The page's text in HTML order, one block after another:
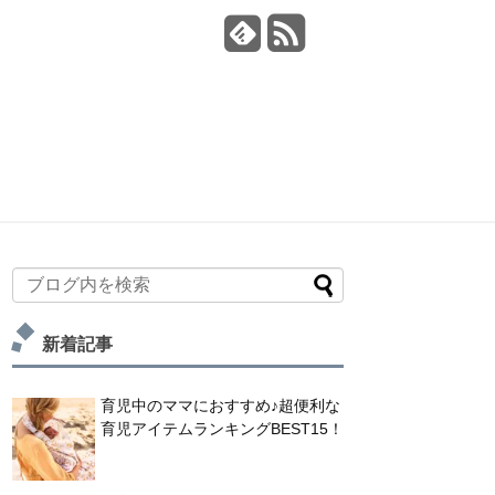
新着記事
育児中のママにおすすめ♪超便利な
育児アイテムランキングBEST15！